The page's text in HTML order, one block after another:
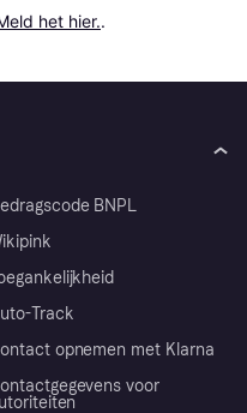
het hier..
BNPL
Track
opnemen met Klarna
voor